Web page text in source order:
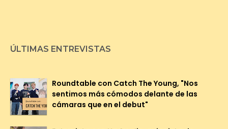
ÚLTIMAS ENTREVISTAS
Roundtable con Catch The Young, "Nos
sentimos más cómodos delante de las
cámaras que en el debut"